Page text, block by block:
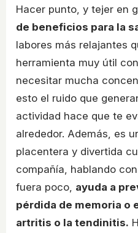
Hacer punto, y tejer en
de beneficios para la
labores más relajantes
herramienta muy útil
necesitar mucha
esto el ruido que
actividad hace que te
alrededor. Además, es
placentera y divertida
compañía, hablando
fuera poco, ayuda a
pérdida de memoria o
artritis o la tendinitis.